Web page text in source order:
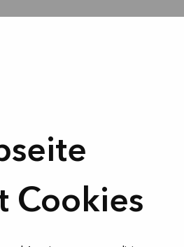
Cookies